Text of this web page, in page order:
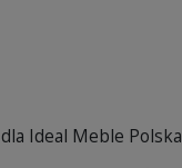
dla Ideal Meble Polska